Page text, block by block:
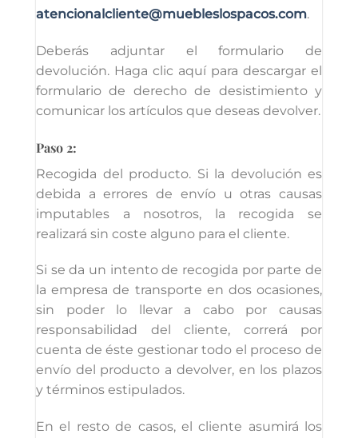
atencionalcliente@muebleslospacos.com.
Deberás adjuntar el formulario de
devolución. Haga clic aquí para descargar el
formulario de derecho de desistimiento y
comunicar los artículos que deseas devolver.
Paso 2:
Recogida del producto. Si la devolución es
debida a errores de envío u otras causas
imputables a nosotros, la recogida se
realizará sin coste alguno para el cliente.
Si se da un intento de recogida por parte de
la empresa de transporte en dos ocasiones,
sin poder lo llevar a cabo por causas
responsabilidad del cliente, correrá por
cuenta de éste gestionar todo el proceso de
envío del producto a devolver, en los plazos
y términos estipulados.
En el resto de casos, el cliente asumirá los